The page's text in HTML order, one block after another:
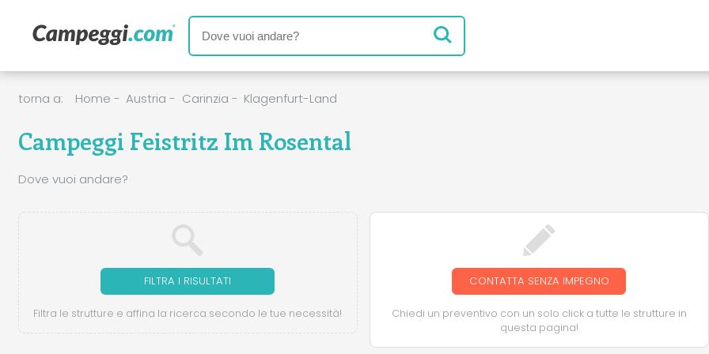
torna a: Home - Austria - Carinzia - Klagenfurt-Land
Campeggi Feistritz Im Rosental
Dove vuoi andare?
FILTRA I RISULTATI
Filtra le strutture e affina la ricerca secondo le tue necessità!
CONTATTA SENZA IMPEGNO
Chiedi un preventivo con un solo click a tutte le strutture in
questa pagina!